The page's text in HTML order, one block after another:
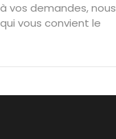
naissance
vos demandes, nous
vous convient le